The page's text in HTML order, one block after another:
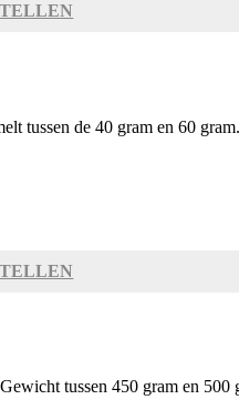
tussen de 40 gram en 60 gram.
tussen 450 gram en 500